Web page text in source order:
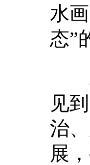
水
态”
见
治
展